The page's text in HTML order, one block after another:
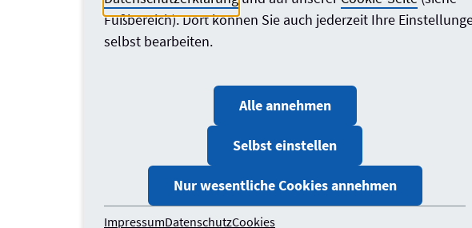
Angemeldet bleiben:
Login zum Gremieninformationssystem
Fußbereich). Dort können Sie auch jederzeit Ihre
selbst bearbeiten.
Alle annehmen
Selbst einstellen
Nur wesentliche Cookies annehmen
ImpressumDatenschutzCookies